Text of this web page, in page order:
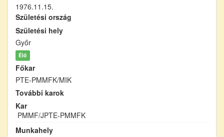
1976.11.15.
Születési ország
Születési hely
Győr
Élő
Főkar
PTE-PMMFK/MIK
További karok
Kar
PMMF/JPTE-PMMFK
Munkahely